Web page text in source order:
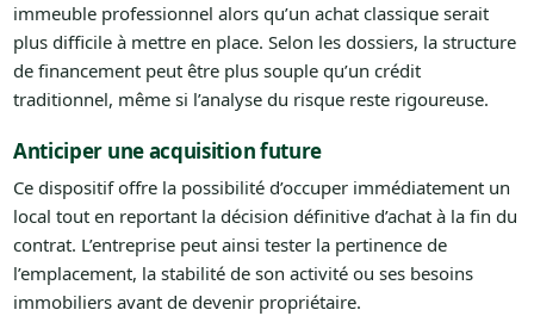
immeuble professionnel alors qu’un achat classique serait
plus difficile à mettre en place. Selon les dossiers, la structure
de financement peut être plus souple qu’un crédit
traditionnel, même si l’analyse du risque reste rigoureuse.
Anticiper une acquisition future
Ce dispositif offre la possibilité d’occuper immédiatement un
local tout en reportant la décision définitive d’achat à la fin du
contrat. L’entreprise peut ainsi tester la pertinence de
l’emplacement, la stabilité de son activité ou ses besoins
immobiliers avant de devenir propriétaire.